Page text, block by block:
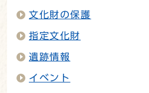
文化財の保護
指定文化財
遺跡情報
イベント